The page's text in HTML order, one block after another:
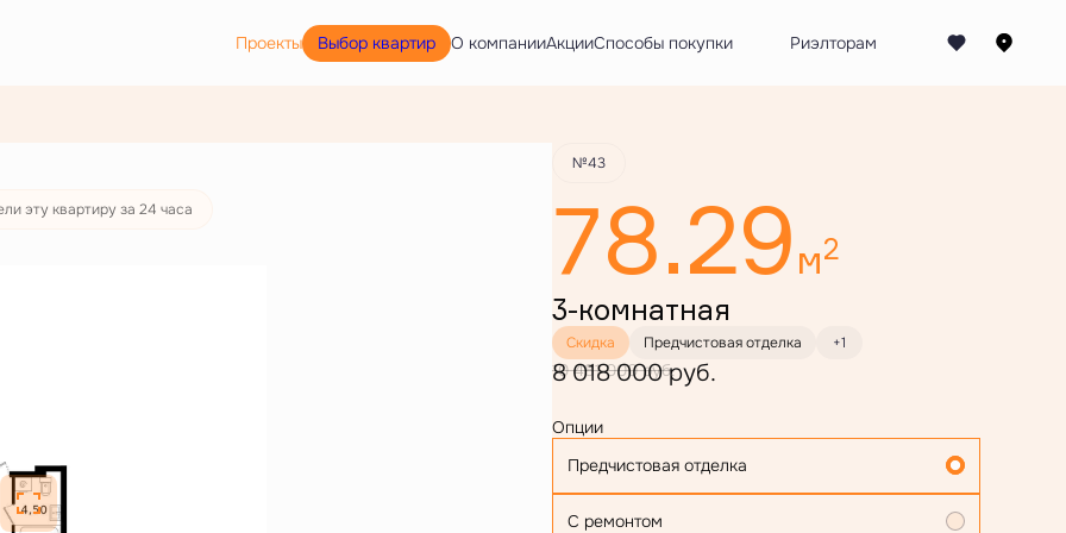
Проекты Выбор квартир О компанииАкцииСпособы покупки Забронировать
эту квартиру за 24 часа
№43
78.29м2
3-комнатная
Скидка Предчистовая отделка +1
10 481 000 руб.
8 018 000 руб.
Опции
Предчистовая отделка
С ремонтом